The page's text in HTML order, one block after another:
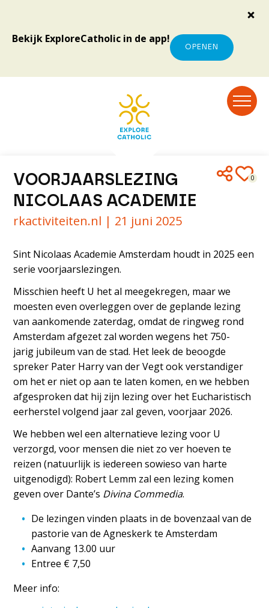
Bekijk ExploreCatholic in de app!
OPENEN
0
VOORJAARSLEZING
NICOLAAS ACADEMIE
rkactiviteiten.nl | 21 juni 2025
Sint Nicolaas Academie Amsterdam houdt in 2025 een
serie voorjaarslezingen.
Misschien heeft U het al meegekregen, maar we
moesten even overleggen over de geplande lezing
van aankomende zaterdag, omdat de ringweg rond
Amsterdam afgezet zal worden wegens het 750-
jarig jubileum van de stad. Het leek de beoogde
spreker Pater Harry van der Vegt ook verstandiger
om het er niet op aan te laten komen, en we hebben
afgesproken dat hij zijn lezing over het Eucharistisch
eerherstel volgend jaar zal geven, voorjaar 2026.
We hebben wel een alternatieve lezing voor U
verzorgd, voor mensen die niet zo ver hoeven te
reizen (natuurlijk is iedereen sowieso van harte
uitgenodigd): Robert Lemm zal een lezing komen
geven over Dante’s Divina Commedia.
De lezingen vinden plaats in de bovenzaal van de
pastorie van de Agneskerk te Amsterdam
Aanvang 13.00 uur
Entree € 7,50
Meer info: